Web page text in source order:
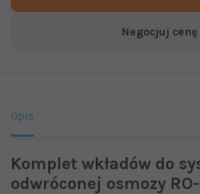
Negocjuj cenę
Opis
Komplet wkładów do
odwróconej osmozy